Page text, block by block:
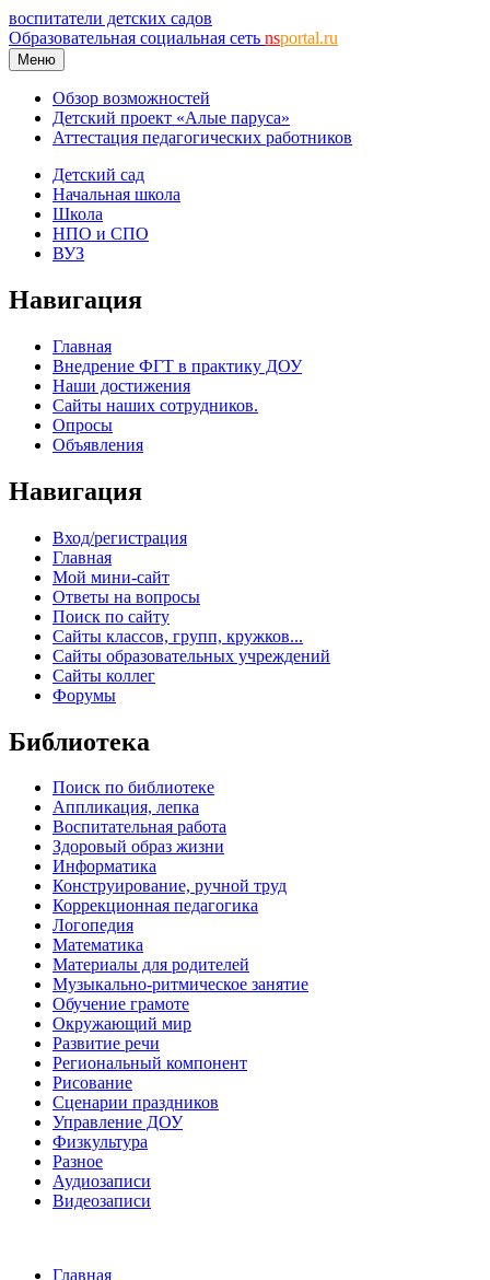
воспитатели детских садов
Образовательная социальная сеть nsportal.ru
Меню
Обзор возможностей
Детский проект «Алые паруса»
Аттестация педагогических работников
Детский сад
Начальная школа
Школа
НПО и СПО
ВУЗ
Навигация
Главная
Внедрение ФГТ в практику ДОУ
Наши достижения
Сайты наших сотрудников.
Опросы
Объявления
Навигация
Вход/регистрация
Главная
Мой мини-сайт
Ответы на вопросы
Поиск по сайту
Сайты классов, групп, кружков...
Сайты образовательных учреждений
Сайты коллег
Форумы
Библиотека
Поиск по библиотеке
Аппликация, лепка
Воспитательная работа
Здоровый образ жизни
Информатика
Конструирование, ручной труд
Коррекционная педагогика
Логопедия
Математика
Материалы для родителей
Музыкально-ритмическое занятие
Обучение грамоте
Окружающий мир
Развитие речи
Региональный компонент
Рисование
Сценарии праздников
Управление ДОУ
Физкультура
Разное
Аудиозаписи
Видеозаписи
Главная